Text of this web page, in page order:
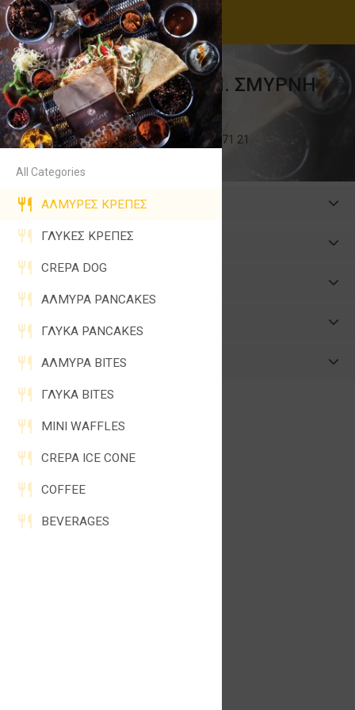
All Categories
ΑΛΜΥΡΕΣ ΚΡΕΠΕΣ
ΓΛΥΚΕΣ ΚΡΕΠΕΣ
CREPA DOG
ΑΛΜΥΡΑ PANCAKES
ΓΛΥΚΑ PANCAKES
ΑΛΜΥΡΑ BITES
ΓΛΥΚΑ BITES
MINI WAFFLES
CREPA ICE CONE
COFFEE
BEVERAGES
CREPA CREPA N. ΣΜΥΡΝΗ
ΚΡΕΠΕΡΙ
Ειρήνης 2, Νέα Σμύρνη 171 21
Classic
Ethnic
Light
Φτιάξε τη δική σου Αλμυρή Κρέπα